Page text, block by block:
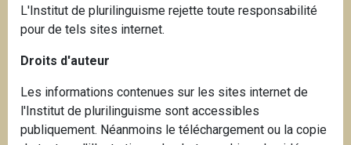
L'Institut de plurilinguisme rejette toute responsabilité
pour de tels sites internet.
Droits d'auteur
Les informations contenues sur les sites internet de
l'Institut de plurilinguisme sont accessibles
publiquement. Néanmoins le téléchargement ou la copie